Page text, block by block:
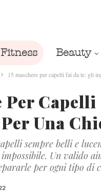
Beauty
15 maschere per capelli fai da te: gli
Per
Una
sempre belli e
Un valido
per ogni tipo di